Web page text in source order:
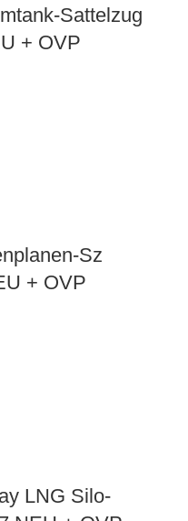
Sattelzug
+ OVP
Sz
+ OVP
LNG Silo-